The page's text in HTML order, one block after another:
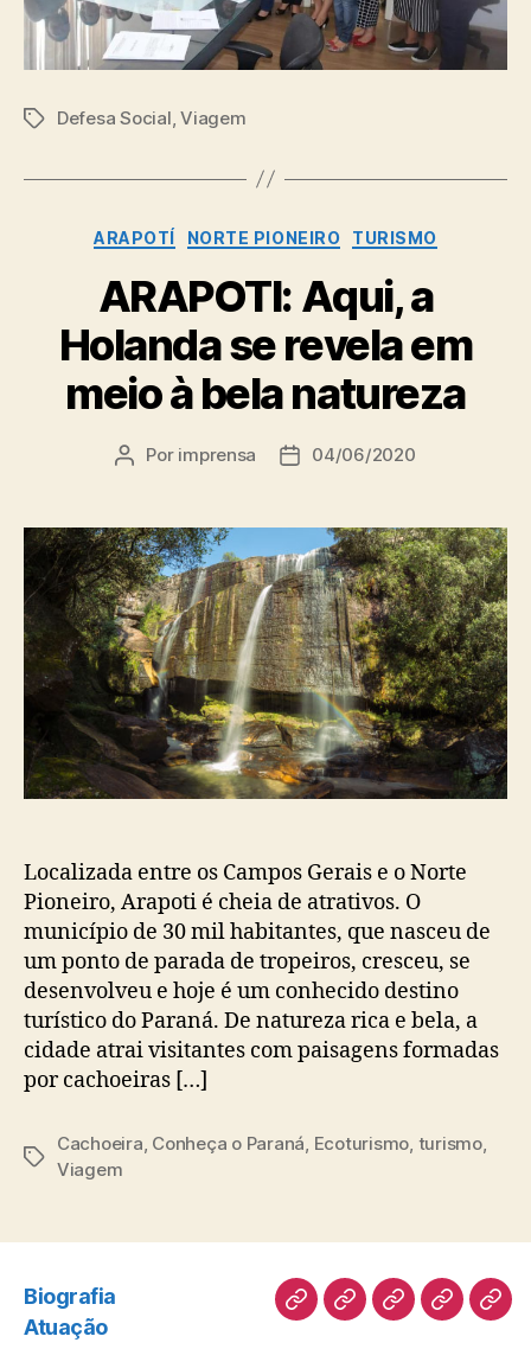
TagsDefesa Social ,Viagem
Categorias
ARAPOTÍ NORTE PIONEIRO TURISMO
ARAPOTI: Aqui, a
Holanda se revela em
meio à bela natureza
Autor
Por imprensa
Data04/06/2020
Localizada entre os Campos Gerais e o Norte
Pioneiro, Arapoti é cheia de atrativos. O
município de 30 mil habitantes, que nasceu de
um ponto de parada de tropeiros, cresceu, se
desenvolveu e hoje é um conhecido destino
turístico do Paraná. De natureza rica e bela, a
cidade atrai visitantes com paisagens formadas
por cachoeiras […]
Tags
Cachoeira, Conheça o Paraná, Ecoturismo, turismo,
Viagem
Biografia
Atuação
BiografiaAtuaçãoArtigosNorte